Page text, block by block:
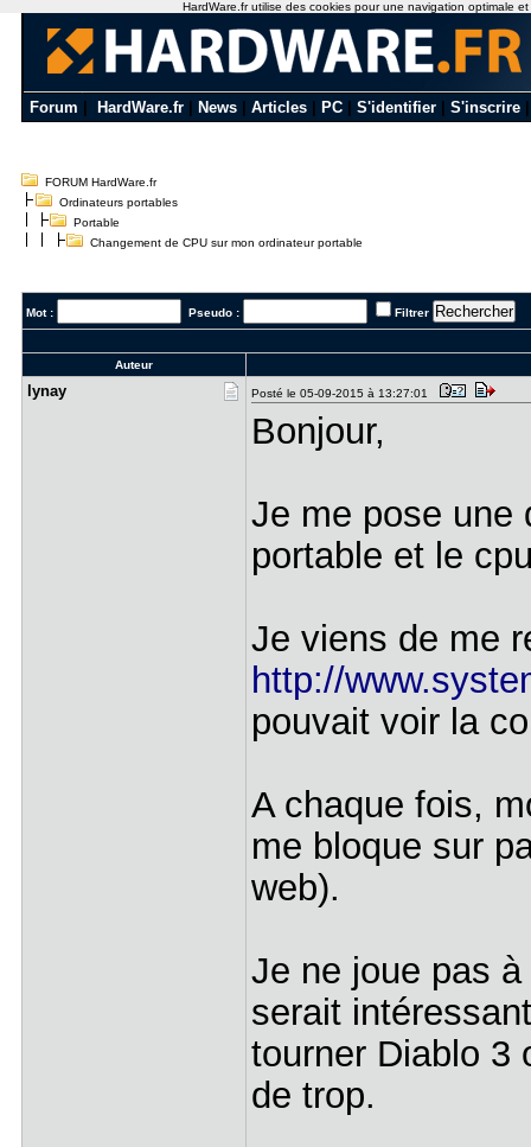
Forum HardWare.fr News Articles PC S'identifier S'inscrire
FORUM HardWare.fr
Ordinateurs portables
Portable
Changement de CPU sur mon ordinateur portable
Mot : Pseudo : Filtrer
Auteur
lynay Posté le 05-09-2015 à 13:27:01
Bonjour,
Je me pose une
portable et le
Je viens de me
http://
pouvait voir la
A chaque fois,
me bloque sur
web).
Je ne joue pas
serait
tourner Diablo 3
de trop.
HardWare.fr utilise des cookies pour une navigation optimale